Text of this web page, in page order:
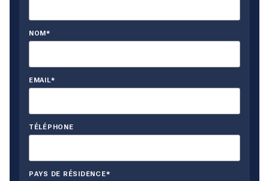
NOM*
EMAIL*
TÉLÉPHONE
PAYS DE RÉSIDENCE*